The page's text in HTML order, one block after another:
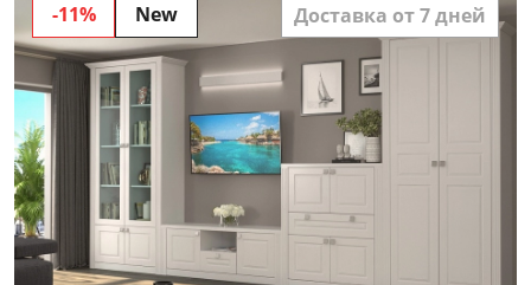
-11% New Доставка от 7 дней